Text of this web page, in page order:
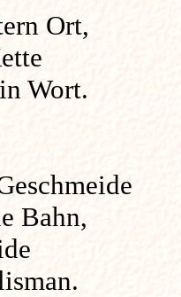
Ort,
Wort.
Bahn,